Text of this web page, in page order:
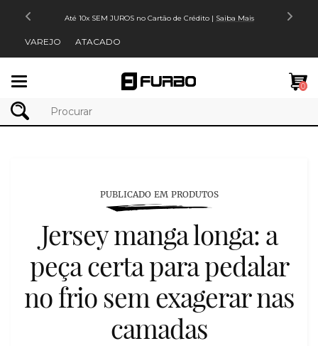
Até 10x SEM JUROS no Cartão de Crédito | Saiba Mais
VAREJO ATACADO
0
PUBLICADO EM PRODUTOS
Jersey manga longa: a
peça certa para pedalar
no frio sem exagerar nas
camadas